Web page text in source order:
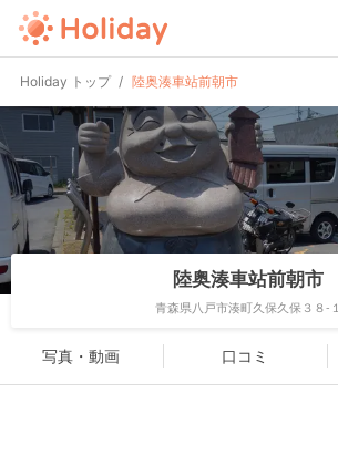
Holiday トップ 陸奥湊車站前朝市
陸奥湊車站前朝市
青森県八戸市湊町久保久保３８-１
写真・動画 口コミ